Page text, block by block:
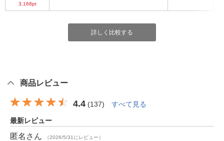
3,168pt
詳しく比較する
商品レビュー
4.4 (137) すべて見る
最新レビュー
匿名 さん （2026/5/31にレビュー）